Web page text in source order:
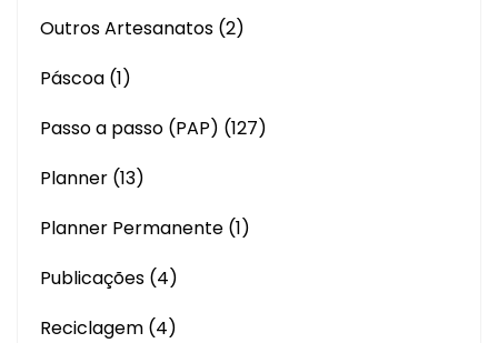
Outros Artesanatos (2)
Páscoa (1)
Passo a passo (PAP) (127)
Planner (13)
Planner Permanente (1)
Publicações (4)
Reciclagem (4)